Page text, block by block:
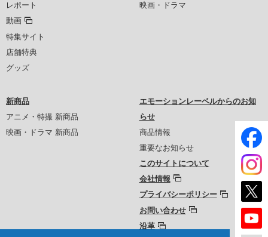
レポート
動画
特集サイト
店舗特典
グッズ
映画・ドラマ
新商品
アニメ・特撮 新商品
映画・ドラマ 新商品
エモーションレーベルからのお知
らせ
商品情報
重要なお知らせ
このサイトについて
会社情報
プライバシーポリシー
お問い合わせ
沿革